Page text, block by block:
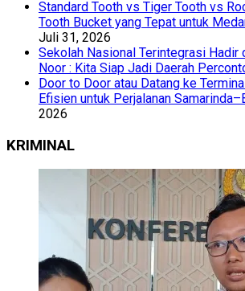
Standard Tooth vs Tiger Tooth vs
Tooth Bucket yang Tepat untuk
Juli 31, 2026
Sekolah Nasional Terintegrasi Hadir
Noor : Kita Siap Jadi Daerah
Door to Door atau Datang ke
Efisien untuk Perjalanan
2026
KRIMINAL